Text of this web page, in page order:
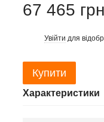
67 465 грн
Увійти для
Купити
Характеристики